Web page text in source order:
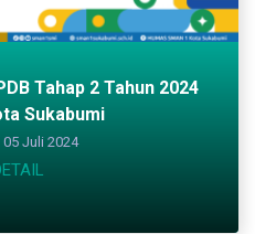
Tahap 2 Tahun 2024
Sukabumi
Juli 2024